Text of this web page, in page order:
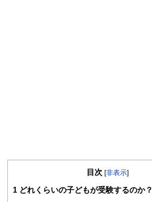
目次 [非表示]
1 どれくらいの子どもが受験するのか？